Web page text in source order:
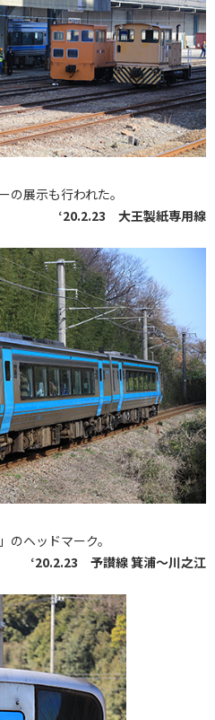
展示も行われた。
‘20.2.23 大王製紙専用線
ヘッドマーク。
‘20.2.23 予讃線 箕浦〜川之江